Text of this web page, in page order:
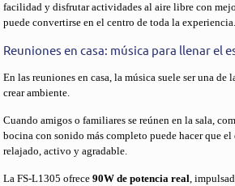
facilidad y disfrutar actividades al aire libre con
puede convertirse en el centro de toda la experiencia.
Reuniones en casa: música para llenar el
En las reuniones en casa, la música suele ser una de
crear ambiente.
Cuando amigos o familiares se reúnen en la sala,
bocina con sonido más completo puede hacer que el
relajado, activo y agradable.
La FS-L1305 ofrece90W de potencia real,